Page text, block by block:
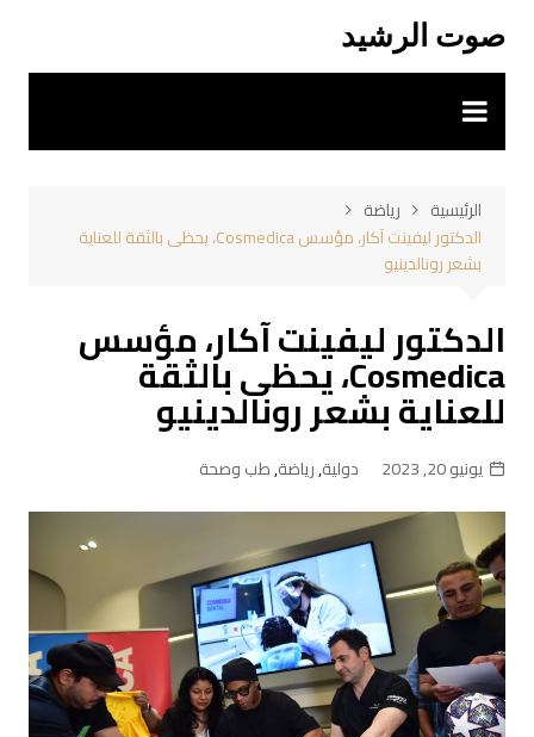
المحتوى
صوت الرشيد
الرئيسية
رياضة
الدكتور ليفينت آكار، مؤسس Cosmedica، يحظى بالثقة للعناية
بشعر رونالدينيو
الدكتور ليفينت آكار، مؤسس
Cosmedica، يحظى بالثقة
للعناية بشعر رونالدينيو
يونيو 20, 2023 دولية,رياضة,طب وصحة